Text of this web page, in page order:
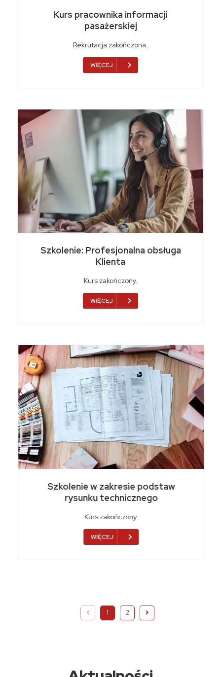
Kurs pracownika informacji
pasażerskiej
Rekrutacja zakończona.
WIĘCEJ
Szkolenie: Profesjonalna obsługa
Klienta
Kurs zakończony.
WIĘCEJ
Szkolenie w zakresie podstaw
rysunku technicznego
Kurs zakończony.
WIĘCEJ
1 2